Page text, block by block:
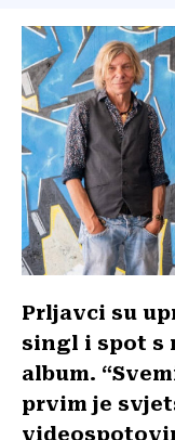
Prljavci su
singl i spot s
album.
prvim je